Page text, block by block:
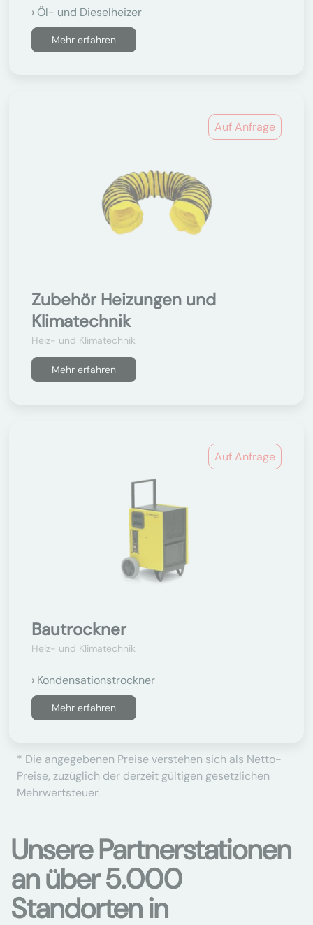
Öl- und Dieselheizer
Mehr erfahren
Auf Anfrage
Zubehör Heizungen und
Klimatechnik
Heiz- und Klimatechnik
Mehr erfahren
Auf Anfrage
Bautrockner
Heiz- und Klimatechnik
Kondensationstrockner
Mehr erfahren
* Die angegebenen Preise verstehen sich als Netto-
Preise, zuzüglich der derzeit gültigen gesetzlichen
Mehrwertsteuer.
Unsere Partnerstationen
an über 5.000
Standorten in